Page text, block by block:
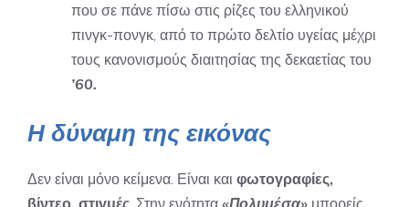
που σε πάνε πίσω στις ρίζες του ελληνικού
πινγκ-πονγκ, από το πρώτο δελτίο υγείας μέχρι
τους κανονισμούς διαιτησίας της δεκαετίας του
’60.
Η δύναμη της εικόνας
Δεν είναι μόνο κείμενα. Είναι και φωτογραφίες,
βίντεο, στιγμές. Στην ενότητα «Πολυμέσα» μπορείς